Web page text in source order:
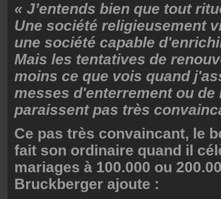
« J’entends bien que tout
Une société religieusement
une société capable
Mais les tentatives de
moins ce que vois quand
messes d'enterrement ou de
paraissent pas très
Ce pas très convaincant, le
fait son ordinaire quand il
mariages à 100.000 ou
Bruckberger ajoute :